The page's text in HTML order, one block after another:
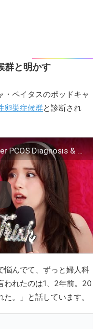
群と明かす
・ペイタスのポッドキャ
卵巣症候群と診断され
Pokimane Opens Up About Her PCOS Diagnosis & Cookie Controversy | Just Trish Ep. 82
悩んでて、ずっと婦人科
われたのは1、2年前。20
。」と話しています。